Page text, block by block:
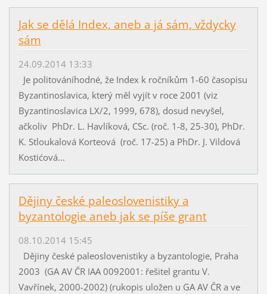
Jak se dělá Index, aneb a já sám, vždycky
sám
24.09.2014 13:33
Je politováníhodné, že Index k ročníkům 1-60 časopisu
Byzantinoslavica, který měl vyjít v roce 2001 (viz
Byzantinoslavica LX/2, 1999, 678), dosud nevyšel,
ačkoliv PhDr. L. Havlíková, CSc. (roč. 1-8, 25-30), PhDr.
K. Stloukalová Korteová (roč. 17-25) a PhDr. J. Vildová
Kostićová...
Dějiny české paleoslovenistiky a
byzantologie aneb jak se píše grant
08.10.2014 15:45
Dějiny české paleoslovenistiky a byzantologie, Praha
2003 (GA AV ČR IAA 0092001: řešitel grantu V.
Vavřínek, 2000-2002) (rukopis uložen u GA AV ČR a ve